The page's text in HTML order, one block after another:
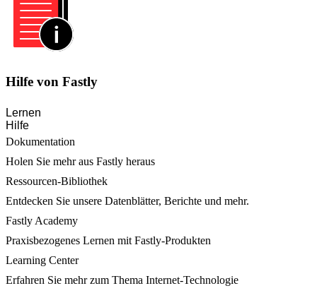
Hilfe von Fastly
Lernen
Hilfe
Dokumentation
Holen Sie mehr aus Fastly heraus
Ressourcen-Bibliothek
Entdecken Sie unsere Datenblätter, Berichte und mehr.
Fastly Academy
Praxisbezogenes Lernen mit Fastly-Produkten
Learning Center
Erfahren Sie mehr zum Thema Internet-Technologie